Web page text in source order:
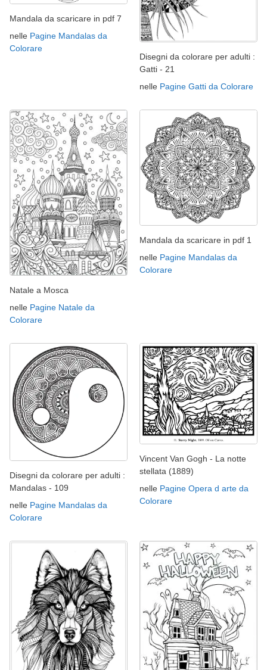
Mandala da scaricare in pdf 7
nelle Pagine Mandalas da
Colorare
Disegni da colorare per adulti :
Gatti - 21
nelle Pagine Gatti da Colorare
Natale a Mosca
nelle Pagine Natale da
Colorare
Mandala da scaricare in pdf 1
nelle Pagine Mandalas da
Colorare
Disegni da colorare per adulti :
Mandalas - 109
nelle Pagine Mandalas da
Colorare
Vincent Van Gogh - La notte
stellata (1889)
nelle Pagine Opera d arte da
Colorare